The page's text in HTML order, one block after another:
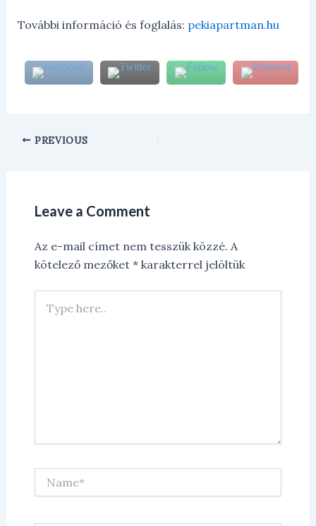
További információ és foglalás: pekiapartman.hu
PREVIOUS
Leave a Comment
Az e-mail címet nem tesszük közzé. A
kötelező mezőket *karakterrel jelöltük
here..